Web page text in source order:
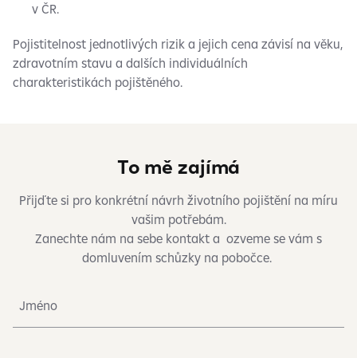
v ČR.
Pojistitelnost jednotlivých rizik a jejich cena závisí na věku,
zdravotním stavu a dalších individuálních
charakteristikách pojištěného.
To mě zajímá
Přijďte si pro konkrétní návrh životního pojištění na míru
vašim potřebám.
Zanechte nám na sebe kontakt a ozveme se vám s
domluvením schůzky na pobočce.
Jméno